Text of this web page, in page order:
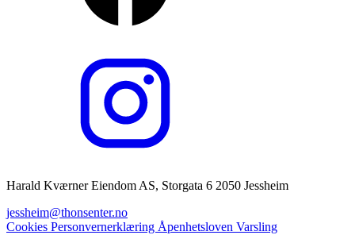
Harald Kværner Eiendom AS, Storgata 6 2050 Jessheim
jessheim@thonsenter.no
Cookies Personvernerklæring Åpenhetsloven Varsling